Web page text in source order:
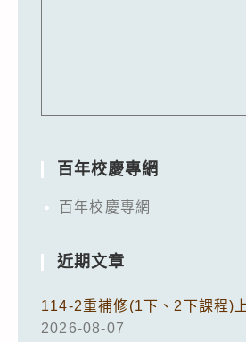
百年校慶專網
百年校慶專網
近期文章
114-2重補修(1下、2下課程)
2026-08-07